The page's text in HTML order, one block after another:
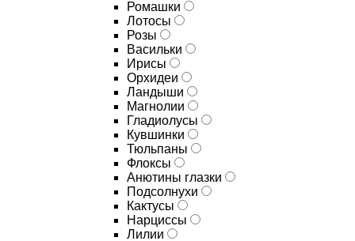
Ромашки
Лотосы
Розы
Васильки
Ирисы
Орхидеи
Ландыши
Магнолии
Гладиолусы
Кувшинки
Тюльпаны
Флоксы
Анютины глазки
Подсолнухи
Кактусы
Нарциссы
Лилии